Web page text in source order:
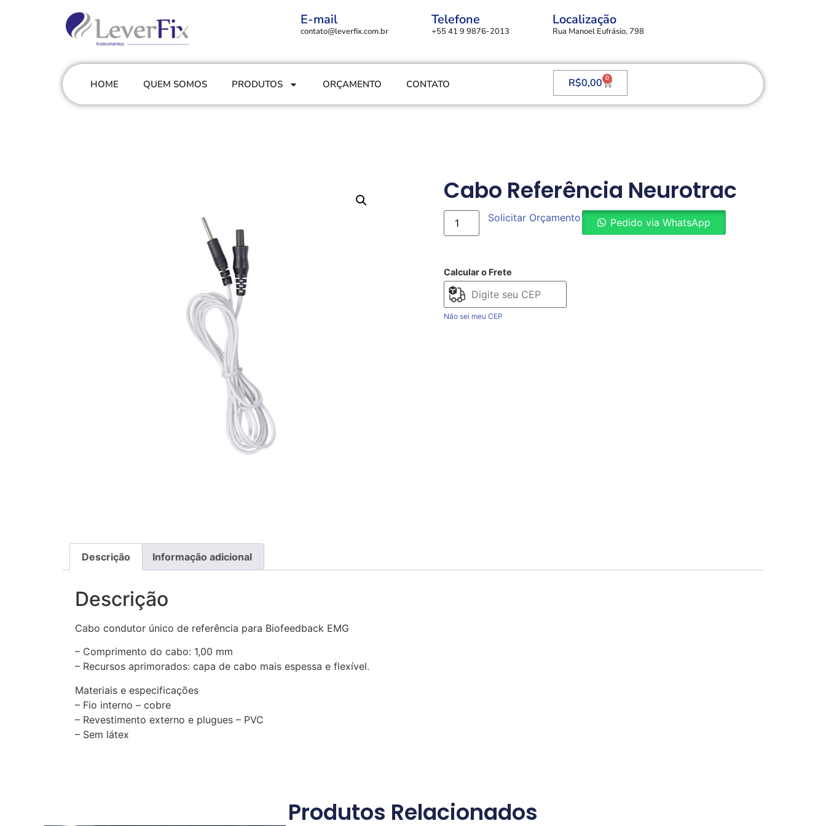
E-mail
contato@leverfix.com.br
Telefone
+55 41 9 9876-2013
Localização
Rua Manoel Eufrásio, 798
HOME QUEM SOMOS PRODUTOS ORÇAMENTO CONTATO R$0,00 0
Cabo Referência Neurotrac
Solicitar Orçamento Pedido via WhatsApp
Calcular o Frete
Não sei meu CEP
Descrição Informação adicional
Descrição
Cabo condutor único de referência para Biofeedback EMG
– Comprimento do cabo: 1,00 mm
– Recursos aprimorados: capa de cabo mais espessa e flexível.
Materiais e especificações
– Fio interno – cobre
– Revestimento externo e plugues – PVC
– Sem látex
Produtos Relacionados